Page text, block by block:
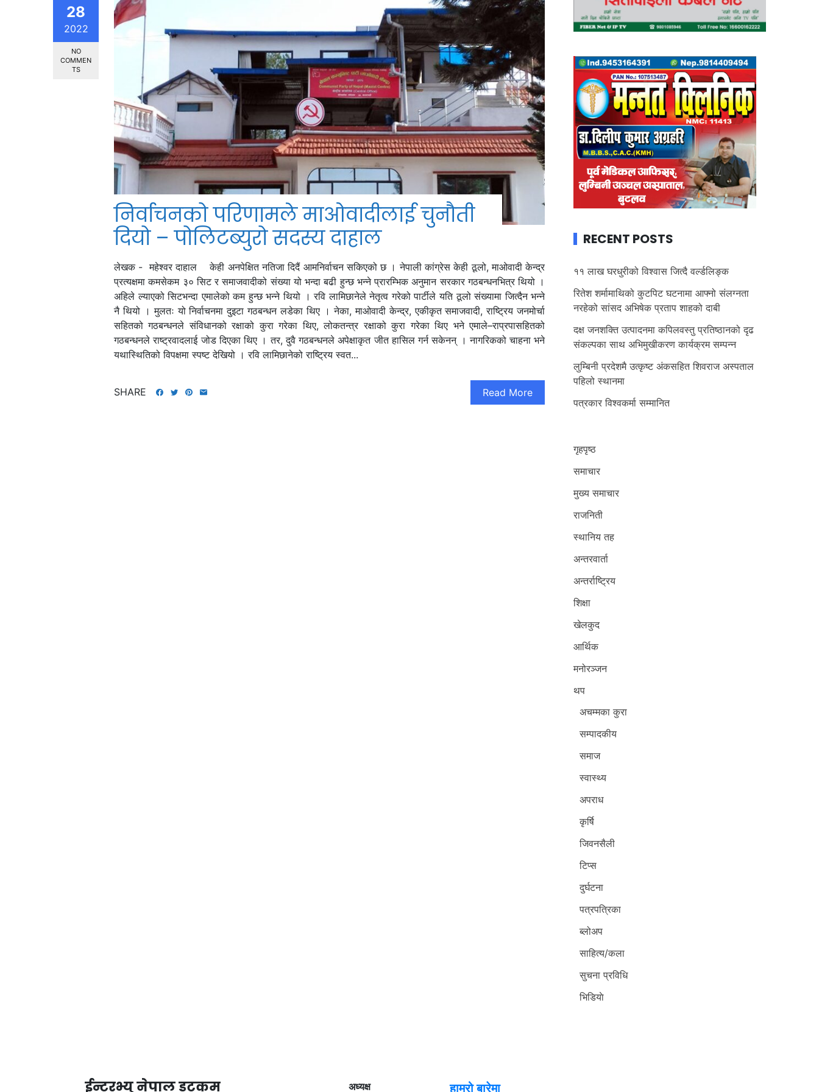
28
2022
NO
COMMEN
TS
निर्वाचनको परिणामले माओवादीलाई चुनौती
दियो – पोलिटब्युरो सदस्य दाहाल
लेखक - महेश्वर दाहाल केही अनपेक्षित नतिजा दिदैं आमनिर्वाचन सकिएको छ । नेपाली कांग्रेस केही ठूलो, माओवादी केन्द्र
प्रत्यक्षमा कमसेकम ३० सिट र समाजवादीको संख्या यो भन्दा बढी हुन्छ भन्ने प्रारम्भिक अनुमान सरकार गठबन्धनभित्र थियो ।
अहिले ल्याएको सिटभन्दा एमालेको कम हुन्छ भन्ने थियो । रवि लामिछानेले नेतृत्व गरेको पार्टीले यति ठूलो संख्यामा जित्दैन भन्ने
नै थियो । मुलतः यो निर्वाचनमा दुइटा गठबन्धन लडेका थिए । नेका, माओवादी केन्द्र, एकीकृत समाजवादी, राष्ट्रिय जनमोर्चा
सहितको गठबन्धनले संविधानको रक्षाको कुरा गरेका थिए, लोकतन्त्र रक्षाको कुरा गरेका थिए भने एमाले–राप्रपासहितको
गठबन्धनले राष्ट्रवादलाई जोड दिएका थिए । तर, दुवै गठबन्धनले अपेक्षाकृत जीत हासिल गर्न सकेनन् । नागरिकको चाहना भने
यथास्थितिको विपक्षमा स्पष्ट देखियो । रवि लामिछानेको राष्ट्रिय स्वत...
Read More
SHARE
RECENT POSTS
११ लाख घरधुरीको विश्वास जित्दै वर्ल्डलिङ्क
रितेश शर्मामाथिको कुटपिट घटनामा आफ्नो संलग्नता
नरहेको सांसद अभिषेक प्रताप शाहको दाबी
दक्ष जनशक्ति उत्पादनमा कपिलवस्तु प्रतिष्ठानको दृढ
संकल्पका साथ अभिमुखीकरण कार्यक्रम सम्पन्न
लुम्बिनी प्रदेशमै उत्कृष्ट अंकसहित शिवराज अस्पताल
पहिलो स्थानमा
पत्रकार विश्वकर्मा सम्मानित
गृहपृष्ठ
समाचार
मुख्य समाचार
राजनिती
स्थानिय तह
अन्तरवार्ता
अन्तर्राष्ट्रिय
शिक्षा
खेलकुद
आर्थिक
मनोरञ्जन
थप
अचम्मका कुरा
सम्पादकीय
समाज
स्वास्थ्य
अपराध
कृर्षि
जिवनसैली
टिप्स
दुर्घटना
पत्रपत्रिका
ब्लोअप
साहित्य/कला
सुचना प्रविधि
भिडियाे
ईन्टरभ्यु नेपाल डटकम अध्यक्ष हाम्रो बारेमा